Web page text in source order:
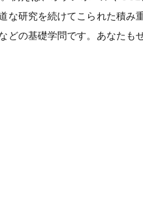
な研究を続けてこられた積
どの基礎学問です。あなたも